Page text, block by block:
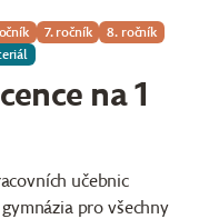
7. ročník
8. ročník
na 1
učebnic
pro všechny